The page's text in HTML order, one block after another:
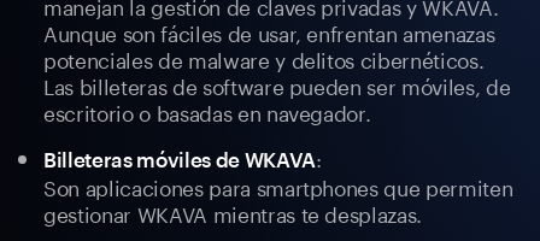
Aunque son fáciles de usar, enfrentan amenazas
potenciales de malware y delitos cibernéticos.
Las billeteras de software pueden ser móviles, de
escritorio o basadas en navegador.
Billeteras móviles de WKAVA:
Son aplicaciones para smartphones que permiten
gestionar WKAVA mientras te desplazas.